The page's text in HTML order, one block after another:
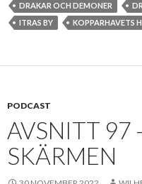
DRAKAR OCH DEMONER
ITRAS BY
KOPPARHAVETS
PODCAST
AVSNITT 97
SKÄRMEN